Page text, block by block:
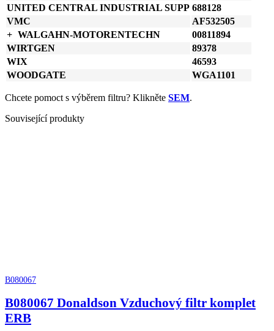
UNITED CENTRAL INDUSTRIAL SUPP 688128
VMC
AF532505
WALGAHN-MOTORENTECHN
00811894
WIRTGEN
89378
WIX
46593
WOODGATE
WGA1101
Chcete pomoct s výběrem filtru? Klikněte SEM.
Související produkty
B080067
B080067 Donaldson Vzduchový filtr komplet
ERB